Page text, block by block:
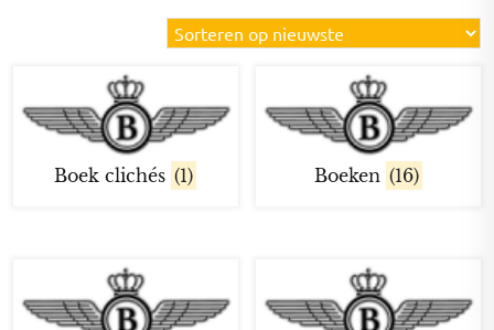
op
nieuwste
Boek clichés (1) Boeken (16)